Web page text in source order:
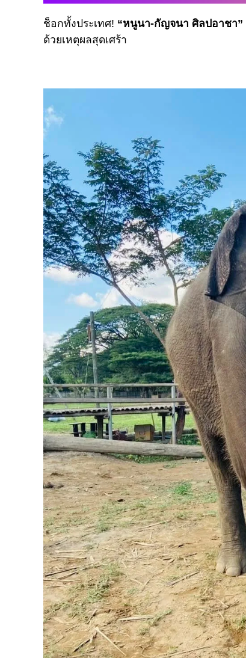
ช็อกทั้งประเทศ! “หนูนา-กัญจนา ศิลปอาชา”
ด้วยเหตุผลสุดเศร้า